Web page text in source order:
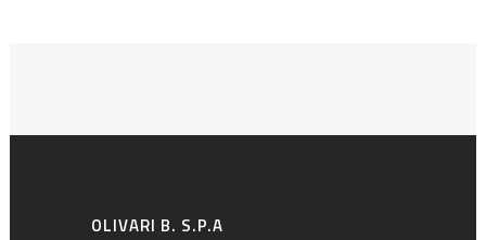
OLIVARI B. S.P.A